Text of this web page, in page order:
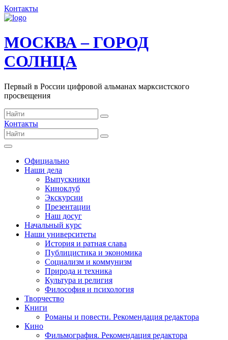
Контакты
МОСКВА – ГОРОД
СОЛНЦА
Первый в России цифровой альманах марксистского
просвещения
Контакты
Официально
Наши дела
Выпускники
Киноклуб
Экскурсии
Презентации
Наш досуг
Начальный курс
Наши университеты
История и ратная слава
Публицистика и экономика
Социализм и коммунизм
Природа и техника
Культура и религия
Философия и психология
Творчество
Книги
Романы и повести. Рекомендация редактора
Кино
Фильмография. Рекомендация редактора